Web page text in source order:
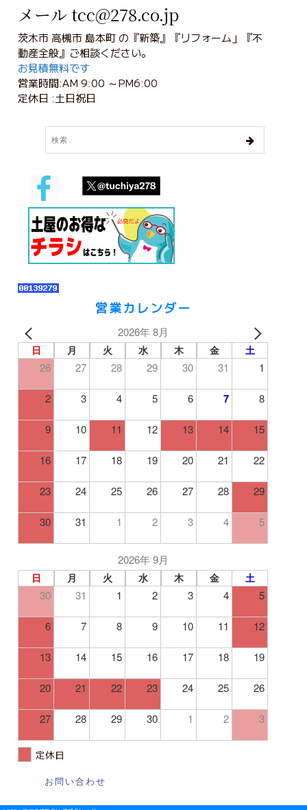
メール tcc@278.co.jp
茨木市 高槻市 島本町 の『新築』『リフォーム」『不
動産全般』ご相談ください。
お見積無料です
営業時間:AM 9:00 ～PM6:00
定休日 :土日祝日
営業カレンダー
2026年 8月
日 月 火 水 木 金 土
26 27 28 29 30 31 1
2 3 4 5 6 7 8
9 10 11 12 13 14 15
16 17 18 19 20 21 22
23 24 25 26 27 28 29
30 31 1 2 3 4 5
2026年 9月
日 月 火 水 木 金 土
30 31 1 2 3 4 5
6 7 8 9 10 11 12
13 14 15 16 17 18 19
20 21 22 23 24 25 26
27 28 29 30 1 2 3
定休日
お問い合わせ